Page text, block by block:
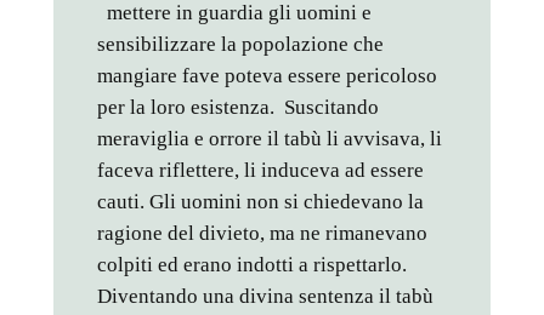
mettere in guardia gli uomini e
sensibilizzare la popolazione che
mangiare fave poteva essere pericoloso
per la loro esistenza. Suscitando
meraviglia e orrore il tabù li avvisava, li
faceva riflettere, li induceva ad essere
cauti. Gli uomini non si chiedevano la
ragione del divieto, ma ne rimanevano
colpiti ed erano indotti a rispettarlo.
Diventando una divina sentenza il tabù